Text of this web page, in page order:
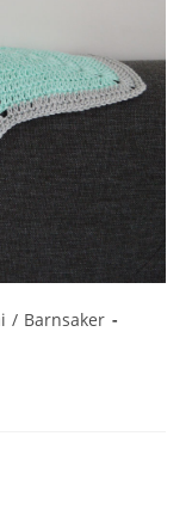
/ Barnsaker